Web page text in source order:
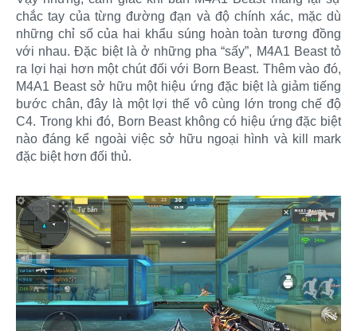
chắc tay của từng đường đạn và độ chính xác, mặc dù
những chỉ số của hai khẩu súng hoàn toàn tương đồng
với nhau. Đặc biệt là ở những pha “sấy”, M4A1 Beast tỏ
ra lợi hại hơn một chút đối với Born Beast. Thêm vào đó,
M4A1 Beast sở hữu một hiệu ứng đặc biệt là giảm tiếng
bước chân, đây là một lợi thế vô cùng lớn trong chế độ
C4. Trong khi đó, Born Beast không có hiệu ứng đặc biệt
nào đáng kể ngoài việc sở hữu ngoại hình và kill mark
đặc biệt hơn đối thủ.